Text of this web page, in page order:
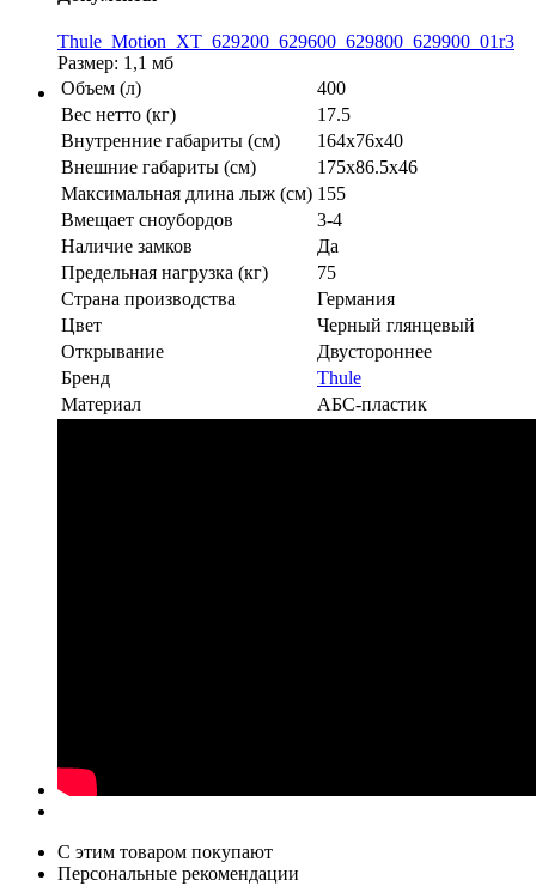
Thule_Motion_XT_629200_629600_629800_629900_01r3
Размер: 1,1 мб
Объем (л)
400
Вес нетто (кг)
17.5
Внутренние габариты (см)
164х76х40
Внешние габариты (см)
175x86.5x46
Максимальная длина лыж (см) 155
Вмещает сноубордов
3-4
Наличие замков
Да
Предельная нагрузка (кг)
75
Страна производства
Германия
Цвет
Черный глянцевый
Открывание
Двустороннее
Бренд
Thule
Материал
АБС-пластик
С этим товаром покупают
Персональные рекомендации